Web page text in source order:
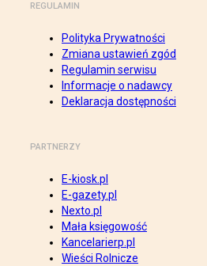
REGULAMIN
Polityka Prywatności
Zmiana ustawień zgód
Regulamin serwisu
Informacje o nadawcy
Deklaracja dostępności
PARTNERZY
E-kiosk.pl
E-gazety.pl
Nexto.pl
Mała księgowość
Kancelarierp.pl
Wieści Rolnicze